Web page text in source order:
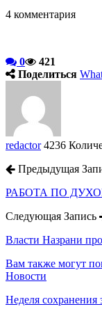
4 комментария
0
421
Поделиться
redactor 4236
Предыдущая
РАБОТА ПО
Следующая Запись
Власти Назрани
Вам также могут
Новости
Неделя сохранения